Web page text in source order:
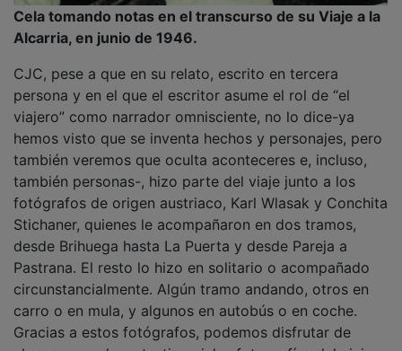
Alcarria, en junio de 1946.
persona y en el que el escritor asume el rol de “el
viajero” como narrador omnisciente, no lo dice-ya
hemos visto que se inventa hechos y personajes, pero
también veremos que oculta aconteceres e, incluso,
también personas-, hizo parte del viaje junto a los
fotógrafos de origen austriaco, Karl Wlasak y Conchita
Stichaner, quienes le acompañaron en dos tramos,
desde Brihuega hasta La Puerta y desde Pareja a
Pastrana. El resto lo hizo en solitario o acompañado
circunstancialmente. Algún tramo andando, otros en
carro o en mula, y algunos en autobús o en coche.
Gracias a estos fotógrafos, podemos disfrutar de
algunas grandes y testimoniales fotografías del viaje